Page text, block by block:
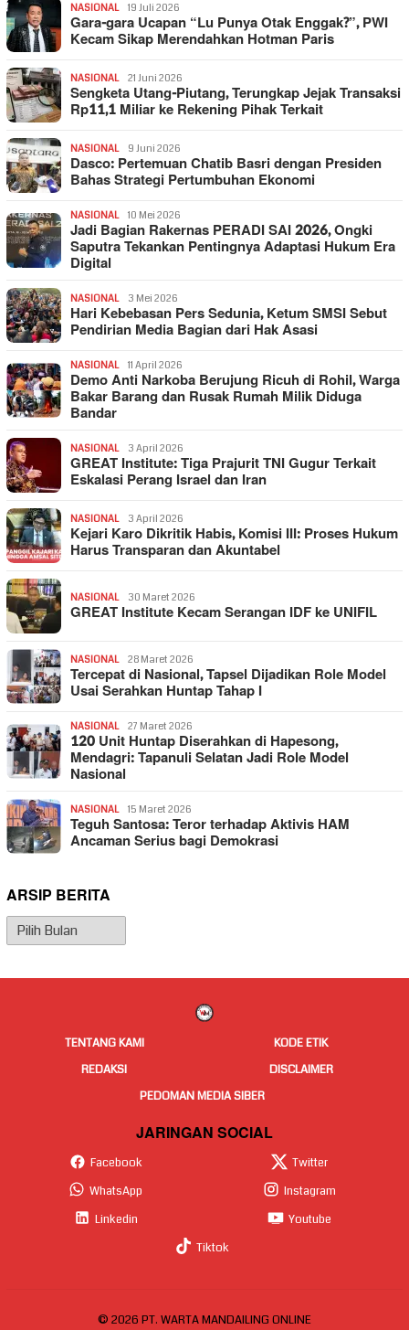
NASIONAL 19 Juli 2026
Gara-gara Ucapan “Lu Punya Otak Enggak?”, PWI
Kecam Sikap Merendahkan Hotman Paris
NASIONAL 21 Juni 2026
Sengketa Utang-Piutang, Terungkap Jejak Transaksi
Rp11,1 Miliar ke Rekening Pihak Terkait
NASIONAL 9 Juni 2026
Dasco: Pertemuan Chatib Basri dengan Presiden
Bahas Strategi Pertumbuhan Ekonomi
NASIONAL 10 Mei 2026
Jadi Bagian Rakernas PERADI SAI 2026, Ongki
Saputra Tekankan Pentingnya Adaptasi Hukum Era
Digital
NASIONAL 3 Mei 2026
Hari Kebebasan Pers Sedunia, Ketum SMSI Sebut
Pendirian Media Bagian dari Hak Asasi
NASIONAL 11 April 2026
Demo Anti Narkoba Berujung Ricuh di Rohil, Warga
Bakar Barang dan Rusak Rumah Milik Diduga
Bandar
NASIONAL 3 April 2026
GREAT Institute: Tiga Prajurit TNI Gugur Terkait
Eskalasi Perang Israel dan Iran
NASIONAL 3 April 2026
Kejari Karo Dikritik Habis, Komisi III: Proses Hukum
Harus Transparan dan Akuntabel
NASIONAL 30 Maret 2026
GREAT Institute Kecam Serangan IDF ke UNIFIL
NASIONAL 28 Maret 2026
Tercepat di Nasional, Tapsel Dijadikan Role Model
Usai Serahkan Huntap Tahap I
NASIONAL 27 Maret 2026
120 Unit Huntap Diserahkan di Hapesong,
Mendagri: Tapanuli Selatan Jadi Role Model
Nasional
NASIONAL 15 Maret 2026
Teguh Santosa: Teror terhadap Aktivis HAM
Ancaman Serius bagi Demokrasi
ARSIP BERITA
Arsip
Berita
TENTANG KAMI
KODE ETIK
REDAKSI
DISCLAIMER
PEDOMAN MEDIA SIBER
JARINGAN SOCIAL
Facebook
Twitter
WhatsApp
Instagram
Linkedin
Youtube
Tiktok
© 2026 PT. WARTA MANDAILING ONLINE